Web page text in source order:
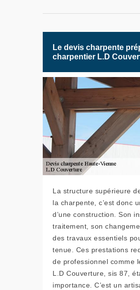
Le devis charpente
charpentier L.D
La structure supérieure
la charpente, c’est donc
d’une construction. Son
traitement, son
des travaux essentiels
tenue. Ces prestations
de professionnel comme
L.D Couverture, sis 87,
importance. C’est un